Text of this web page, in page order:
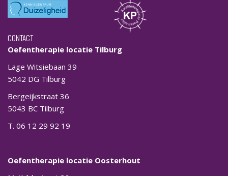
CONTACT
Oefentherapie locatie Tilburg
Lage Witsiebaan 39
5042 DG Tilburg
Bergeijkstraat 36
5043 BC Tilburg
T. 06 12 29 92 19
Oefentherapie locatie Oosterhout